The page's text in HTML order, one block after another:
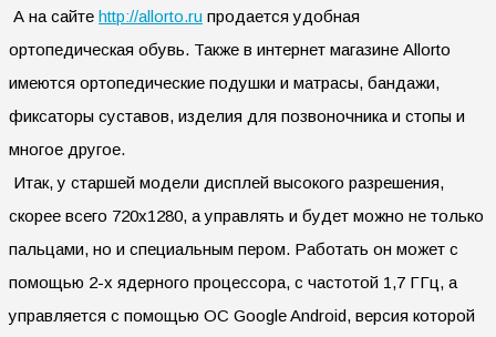
А на сайте http://allorto.ru продается удобная
ортопедическая обувь. Также в интернет магазине Allorto
имеются ортопедические подушки и матрасы, бандажи,
фиксаторы суставов, изделия для позвоночника и стопы и
многое другое.
Итак, у старшей модели дисплей высокого разрешения,
скорее всего 720х1280, а управлять и будет можно не только
пальцами, но и специальным пером. Работать он может с
помощью 2-х ядерного процессора, с частотой 1,7 ГГц, а
управляется с помощью ОС Google Android, версия которой